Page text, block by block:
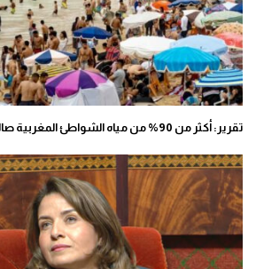
تقرير: أكثر من 90% من مياه الشواطئ المغربية صالحة للاستحمام